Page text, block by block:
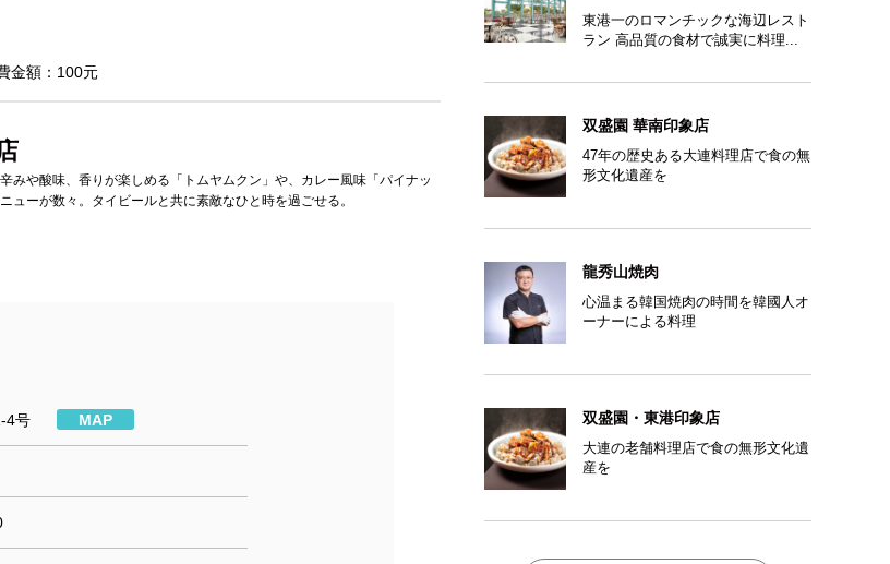
金額：100元
や酸味、香りが楽しめる「トムヤムクン」や、カレー風味「パイナッ
ーが数々。タイビールと共に素敵なひと時を過ごせる。
4号 MAP
東港一のロマンチックな海辺レスト
ラン 高品質の食材で誠実に料理...
双盛園 華南印象店
47年の歴史ある大連料理店で食の無
形文化遺産を
龍秀山焼肉
心温まる韓国焼肉の時間を韓國人オ
ーナーによる料理
双盛園・東港印象店
大連の老舗料理店で食の無形文化遺
産を